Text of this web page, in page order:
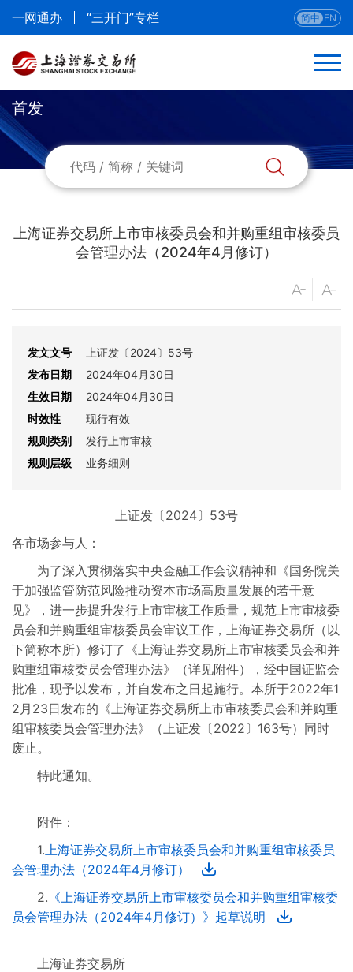
一网通办 “三开门”专栏 简中 EN
返回
首发
首发
上海证券交易所上市审核委员会和并购重组审核委员
会管理办法（2024年4月修订）
发文文号
上证发〔2024〕53号
发布日期
2024年04月30日
生效日期
2024年04月30日
时效性
现行有效
规则类别
发行上市审核
规则层级
业务细则
上证发〔2024〕53号
各市场参与人：
为了深入贯彻落实中央金融工作会议精神和《国务院关
于加强监管防范风险推动资本市场高质量发展的若干意
见》，进一步提升发行上市审核工作质量，规范上市审核委
员会和并购重组审核委员会审议工作，上海证券交易所（以
下简称本所）修订了《上海证券交易所上市审核委员会和并
购重组审核委员会管理办法》（详见附件），经中国证监会
批准，现予以发布，并自发布之日起施行。本所于2022年1
2月23日发布的《上海证券交易所上市审核委员会和并购重
组审核委员会管理办法》（上证发〔2022〕163号）同时
废止。
特此通知。
附件：
1.上海证券交易所上市审核委员会和并购重组审核委员
会管理办法（2024年4月修订）
2. 《上海证券交易所上市审核委员会和并购重组审核委
员会管理办法（2024年4月修订）》起草说明
上海证券交易所